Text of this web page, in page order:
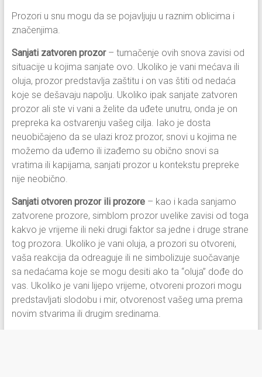
Prozori u snu mogu da se pojavljuju u raznim oblicima i
značenjima.
Sanjati zatvoren prozor– tumačenje ovih snova zavisi od
situacije u kojima sanjate ovo. Ukoliko je vani mećava ili
oluja, prozor predstavlja zaštitu i on vas štiti od nedaća
koje se dešavaju napolju. Ukoliko ipak sanjate zatvoren
prozor ali ste vi vani a želite da uđete unutru, onda je on
prepreka ka ostvarenju vašeg cilja. Iako je dosta
neuobičajeno da se ulazi kroz prozor, snovi u kojima ne
možemo da uđemo ili izađemo su obično snovi sa
vratima ili kapijama, sanjati prozor u kontekstu prepreke
nije neobično.
Sanjati otvoren prozor ili prozore– kao i kada sanjamo
zatvorene prozore, simblom prozor uvelike zavisi od toga
kakvo je vrijeme ili neki drugi faktor sa jedne i druge strane
tog prozora. Ukoliko je vani oluja, a prozori su otvoreni,
vaša reakcija da odreaguje ili ne simbolizuje suočavanje
sa nedaćama koje se mogu desiti ako ta “oluja” dođe do
vas. Ukoliko je vani lijepo vrijeme, otvoreni prozori mogu
predstavljati slodobu i mir, otvorenost vašeg uma prema
novim stvarima ili drugim sredinama.